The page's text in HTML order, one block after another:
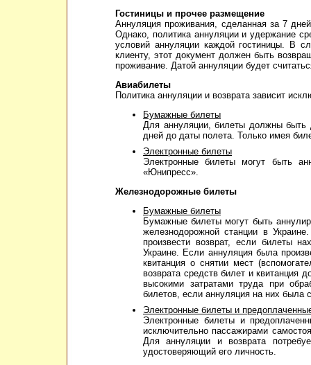
Гостиницы и прочее размещение
Аннуляция проживания, сделанная за 7
Однако, политика аннуляции и удержание
условий аннуляции каждой гостиницы. В
клиенту, этот документ должен быть
проживание. Датой аннуляции будет
Авиабилеты
Политика аннуляции и возврата зависит
Бумажные билеты
Для аннуляции, билеты должны
дней до даты полета. Только имея
Электронные билеты
Электронные билеты могут быть
«Юнипресс».
Железнодорожные билеты
Бумажные билеты
Бумажные билеты могут быть
железнодорожной станции в
произвести возврат, если билеты
Украине. Если аннуляция была
квитанция о снятии мест
возврата средств билет и
высокими затратами труда при
билетов, если аннуляция на них была
Электронные билеты и
Электронные билеты и
исключительно пассажирами
Для аннуляции и возврата
удостоверяющий его личность.